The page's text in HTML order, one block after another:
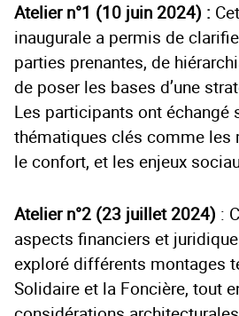
Atelier n°1 (10 juin 2024) :
inaugurale a permis de
parties prenantes, de
de poser les bases d’une
Les participants ont échangé
thématiques clés comme les
le confort, et les enjeux
Atelier n°2 (23 juillet 2024) :
aspects financiers et
exploré différents montages
Solidaire et la Foncière, tout